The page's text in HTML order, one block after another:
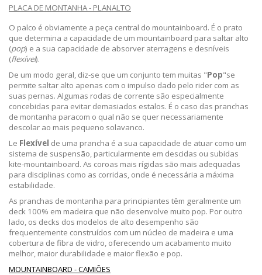
PLACA DE MONTANHA - PLANALTO
O palco é obviamente a peça central do mountainboard. É o prato
que determina a capacidade de um mountainboard para saltar alto
(pop) e a sua capacidade de absorver aterragens e desníveis
(flexível).
De um modo geral, diz-se que um conjunto tem muitas "Pop"se
permite saltar alto apenas com o impulso dado pelo rider com as
suas pernas. Algumas rodas de corrente são especialmente
concebidas para evitar demasiados estalos. É o caso das pranchas
de montanha paracom o qual não se quer necessariamente
descolar ao mais pequeno solavanco.
Le Flexível de uma prancha é a sua capacidade de atuar como um
sistema de suspensão, particularmente em descidas ou subidas
kite-mountainboard. As coroas mais rígidas são mais adequadas
para disciplinas como as corridas, onde é necessária a máxima
estabilidade.
As pranchas de montanha para principiantes têm geralmente um
deck 100% em madeira que não desenvolve muito pop. Por outro
lado, os decks dos modelos de alto desempenho são
frequentemente construídos com um núcleo de madeira e uma
cobertura de fibra de vidro, oferecendo um acabamento muito
melhor, maior durabilidade e maior flexão e pop.
MOUNTAINBOARD - CAMIÕES